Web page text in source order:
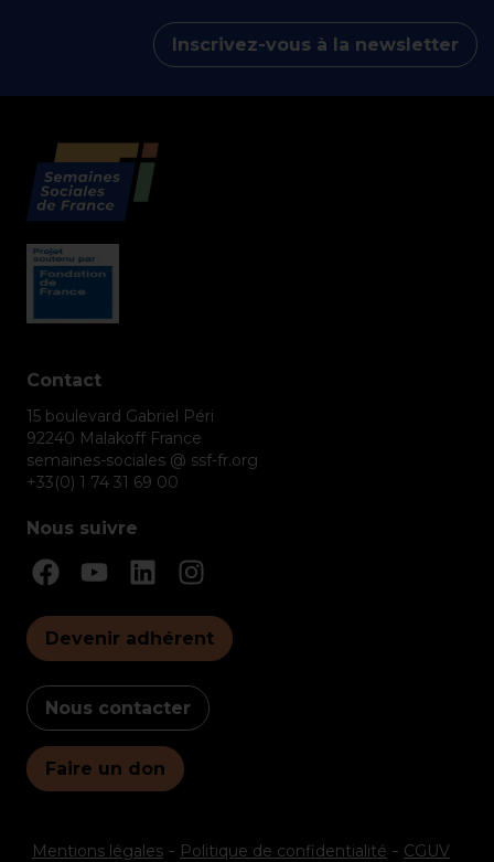
Inscrivez-vous à la newsletter
Contact
15 boulevard Gabriel Péri
92240 Malakoff France
semaines-sociales @ ssf-fr.org
+33(0) 1 74 31 69 00
Nous suivre
Devenir adhérent
Nous contacter
Faire un don
Mentions légales Politique de confidentialité CGUV